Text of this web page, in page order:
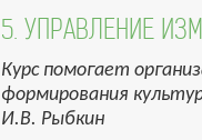
5. УПРАВЛЕНИЕ
Курс помогает
формирования
И.В. Рыбкин